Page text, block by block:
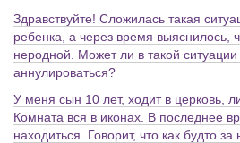
Здравствуйте! Сложилась такая
ребенка, а через время выяснилось,
неродной. Может ли в такой
аннулироваться?
У меня сын 10 лет, ходит в церковь,
Комната вся в иконах. В последнее
находиться. Говорит, что как будто